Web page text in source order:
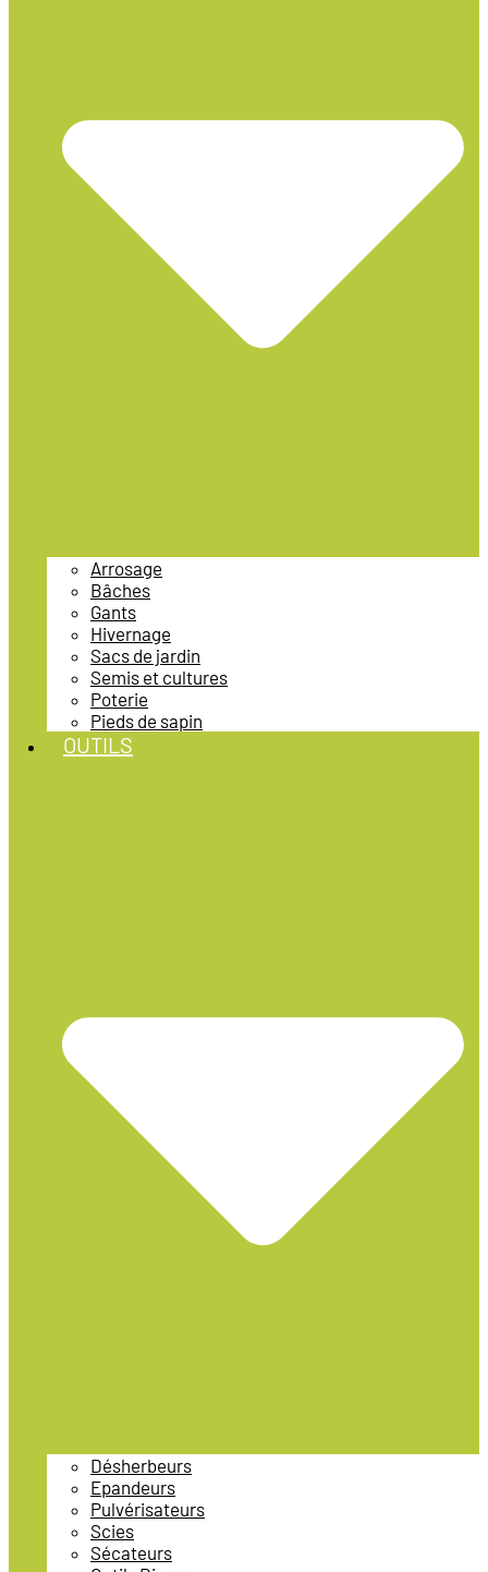
Arrosage
Bâches
Gants
Hivernage
Sacs de jardin
Semis et cultures
Poterie
Pieds de sapin
OUTILS
Désherbeurs
Epandeurs
Pulvérisateurs
Scies
Sécateurs